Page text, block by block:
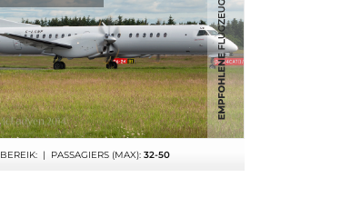
BEREIK: | PASSAGIERS (MAX):32-50